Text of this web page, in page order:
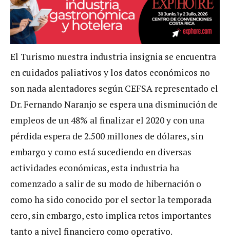
El Turismo nuestra industria insignia se encuentra
en cuidados paliativos y los datos económicos no
son nada alentadores según CEFSA representado el
Dr. Fernando Naranjo se espera una disminución de
empleos de un 48% al finalizar el 2020 y con una
pérdida espera de 2.500 millones de dólares, sin
embargo y como está sucediendo en diversas
actividades económicas, esta industria ha
comenzado a salir de su modo de hibernación o
como ha sido conocido por el sector la temporada
cero, sin embargo, esto implica retos importantes
tanto a nivel financiero como operativo.